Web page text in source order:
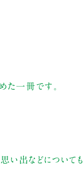
た一冊です。
い出などについても